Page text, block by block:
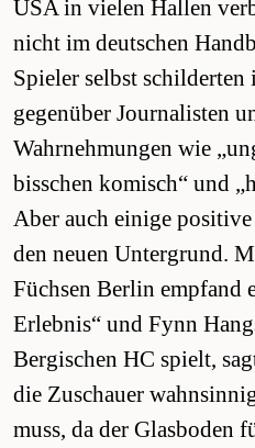
USA in vielen Hallen
nicht im deutschen
Spieler selbst
gegenüber Journalisten
Wahrnehmungen wie
bisschen komisch“ und
Aber auch einige
den neuen Untergrund.
Füchsen Berlin empfand
Erlebnis“ und Fynn
Bergischen HC spielt,
die Zuschauer
muss, da der Glasboden